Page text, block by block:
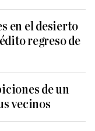
en el desierto
regreso de
de un
vecinos